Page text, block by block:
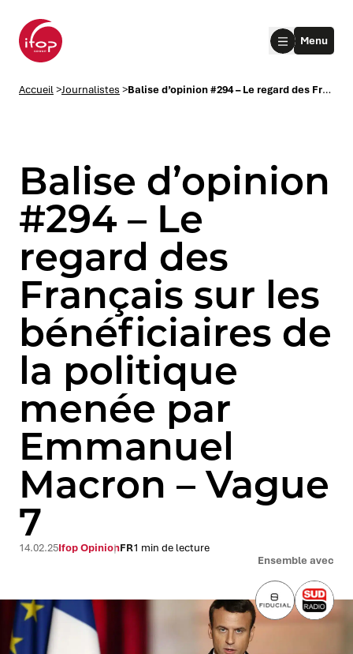
submenu
submenu
Menu
Accueil>Journalistes > Balise d’opinion #294 – Le regard des Français sur les bénéficiaires de la politique menée par Emmanuel Macron – Vague 7
Balise d’opinion
#294 – Le
regard des
Français sur les
bénéficiaires de
la politique
menée par
Emmanuel
Macron – Vague
7
Ensemble avec
14.02.25Ifop OpinionFR1 min de lecture